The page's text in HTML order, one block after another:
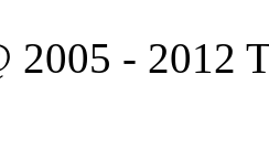
2005 - 2012